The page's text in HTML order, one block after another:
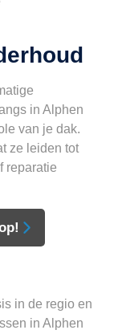
in Alphen
van je dak.
ze leiden tot
reparatie
in de regio en
in Alphen